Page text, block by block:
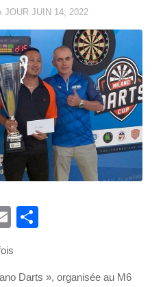
JOUR JUIN 14, 2022
Email
Darts », organisée au M6